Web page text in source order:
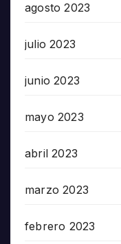
agosto 2023
julio 2023
junio 2023
mayo 2023
abril 2023
marzo 2023
febrero 2023